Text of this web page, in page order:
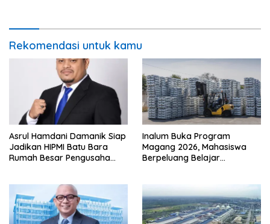
Rekomendasi untuk kamu
Asrul Hamdani Damanik Siap
Jadikan HIPMI Batu Bara
Rumah Besar Pengusaha
Inalum Buka Program
Magang 2026, Mahasiswa
Berpeluang Belajar